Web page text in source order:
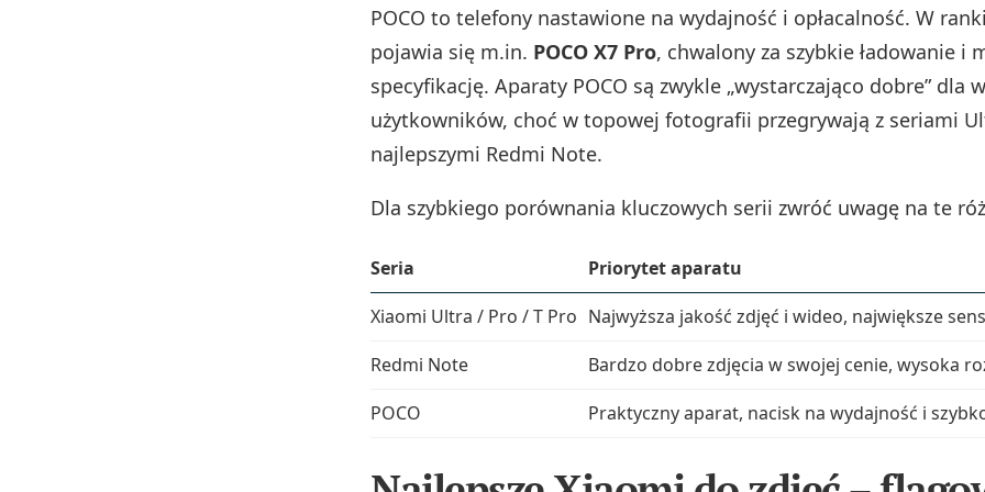
POCO to telefony nastawione na wydajność i opłacalność. W
pojawia się m.in. POCO X7 Pro, chwalony za szybkie ładowanie i
specyfikację. Aparaty POCO są zwykle „wystarczająco dobre” dla
użytkowników, choć w topowej fotografii przegrywają z seriami
najlepszymi Redmi Note.
Dla szybkiego porównania kluczowych serii zwróć uwagę na te
Seria Priorytet aparatu
Xiaomi Ultra / Pro / T Pro Najwyższa jakość zdjęć i wideo, największe
Redmi Note
Bardzo dobre zdjęcia w swojej cenie, wysoka
POCO
Praktyczny aparat, nacisk na wydajność i